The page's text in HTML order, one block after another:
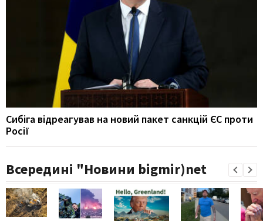
Сибіга відреагував на новий пакет санкцій ЄС проти
Росії
Всередині "Новини bigmir)net